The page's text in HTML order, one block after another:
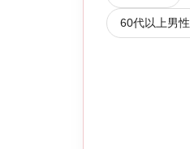
60代以上男性